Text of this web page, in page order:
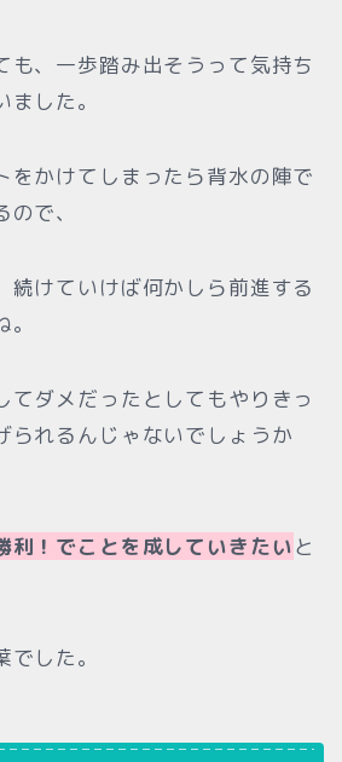
も、一歩踏み出そうって気持ち
した。
をかけてしまったら背水の陣で
で、
続けていけば何かしら前進する
てダメだったとしてもやりきっ
られるんじゃないでしょうか
利！でことを成していきたいと
した。